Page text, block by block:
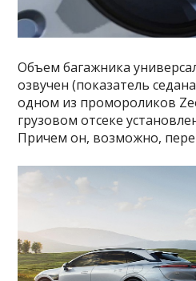
Объем багажника
озвучен (показатель
одном из промороликов
грузовом отсеке
Причем он, возможно,